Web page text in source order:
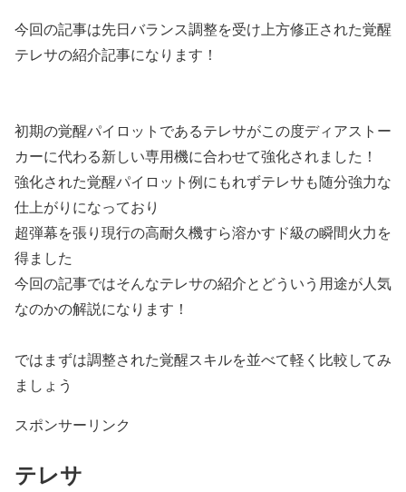
今回の記事は先日バランス調整を受け上方修正された覚醒
テレサの紹介記事になります！
初期の覚醒パイロットであるテレサがこの度ディアストー
カーに代わる新しい専用機に合わせて強化されました！
強化された覚醒パイロット例にもれずテレサも随分強力な
仕上がりになっており
超弾幕を張り現行の高耐久機すら溶かすド級の瞬間火力を
得ました
今回の記事ではそんなテレサの紹介とどういう用途が人気
なのかの解説になります！
ではまずは調整された覚醒スキルを並べて軽く比較してみ
ましょう
スポンサーリンク
テレサ